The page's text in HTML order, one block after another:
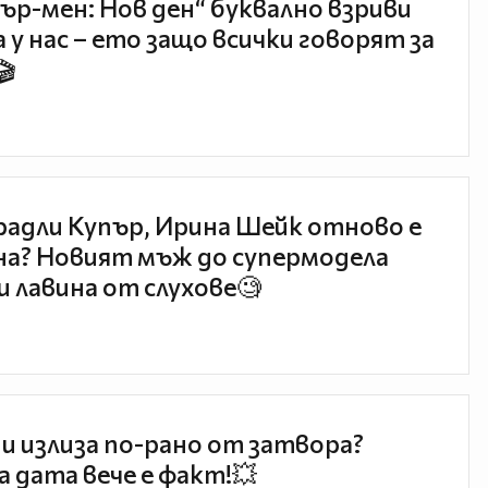
мен: Нов ден“ буквално взриви
нас – ето защо всички говорят за
Купър, Ирина Шейк отново е
Новият мъж до супермодела
лавина от слухове🧐
излиза по-рано от затвора?
дата вече е факт!💥